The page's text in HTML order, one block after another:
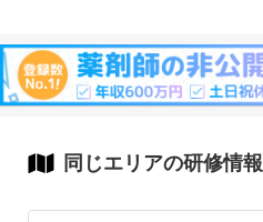
同じエリアの研修情報